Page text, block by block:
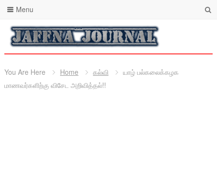
Menu
You Are Here Home கல்வி
யாழ் பல்கலைக்கழக
மாணவர்களிற்கு விசேட அறிவித்தல்!!